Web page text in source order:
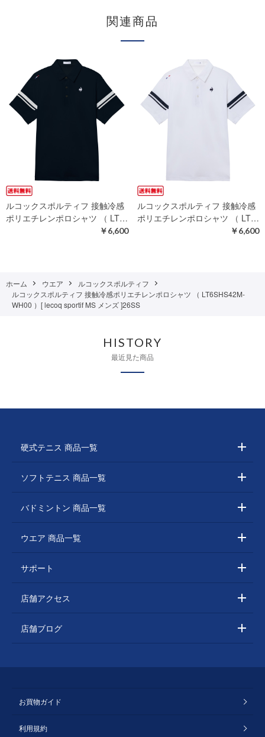
関連商品
ルコックスポルティフ 接触冷感
ポリエチレンポロシャツ （ LT…
￥6,600
ルコックスポルティフ 接触冷感
ポリエチレンポロシャツ （ LT…
￥6,600
ホーム ウエア
ルコックスポルティフ
ルコックスポルティフ 接触冷感ポリエチレンポロシャツ （ LT6SHS42M-
WH00 ）[ lecoq sportif MS メンズ ]26SS
HISTORY
最近見た商品
硬式テニス 商品一覧
ソフトテニス 商品一覧
バドミントン 商品一覧
ウエア 商品一覧
サポート
店舗アクセス
店舗ブログ
お買物ガイド
利用規約